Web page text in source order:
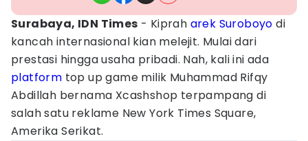
Surabaya, IDN Times - Kiprah arek Suroboyo di
kancah internasional kian melejit. Mulai dari
prestasi hingga usaha pribadi. Nah, kali ini ada
platform top up game milik Muhammad Rifqy
Abdillah bernama Xcashshop terpampang di
salah satu reklame New York Times Square,
Amerika Serikat.